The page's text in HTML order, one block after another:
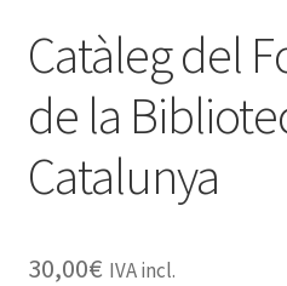
Catàleg del
de la
Catalunya
30,00€ IVA incl.